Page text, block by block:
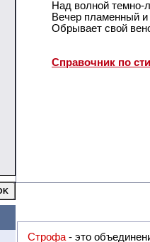
Над волной темно-
Вечер пламенный
Обрывает свой
Справочник по
Строфа - это объединение двух